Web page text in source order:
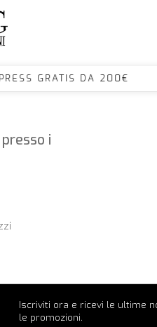
GRATIS
i
Iscriviti ora e ricevi le ultime
le promozioni.